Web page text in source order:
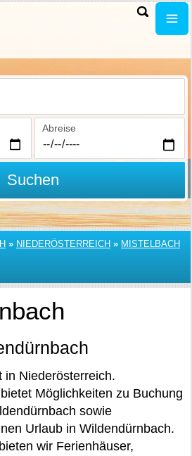
Abreise
Suchen
» NIEDERÖSTERREICH » MISTELBACH
in Niederösterreich.
Möglichkeiten zu Buchung
sowie
Urlaub in Wildendürnbach.
wir Ferienhäuser,